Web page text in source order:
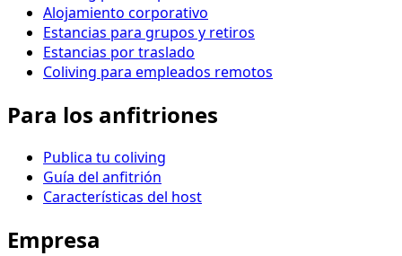
Alojamiento corporativo
Estancias para grupos y retiros
Estancias por traslado
Coliving para empleados remotos
Para los anfitriones
Publica tu coliving
Guía del anfitrión
Características del host
Empresa